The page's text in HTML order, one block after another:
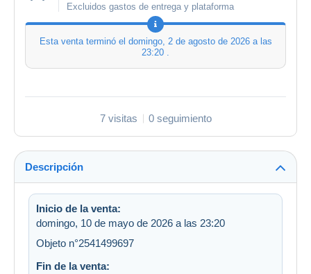
Excluidos gastos de entrega y plataforma
Esta venta terminó el domingo, 2 de agosto de 2026 a las
23:20 .
7 visitas 0 seguimiento
Descripción
Inicio de la venta:
domingo, 10 de mayo de 2026 a las 23:20
Objeto n°2541499697
Fin de la venta: